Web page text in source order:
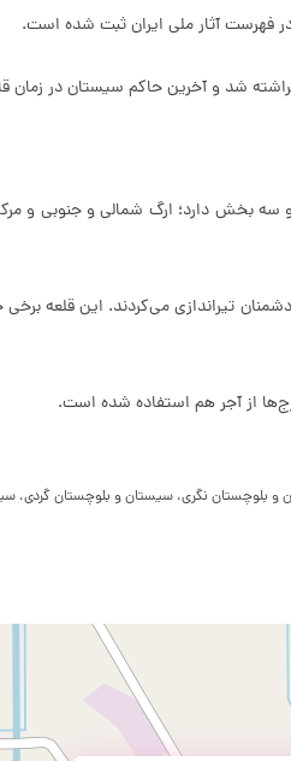
برج و باروهای آن نیز این موضوع را نمایش می‌دهد. 3700 متر
از آجر هم استفاده شده است.
نگری، سیستان و بلوچستان گردی،